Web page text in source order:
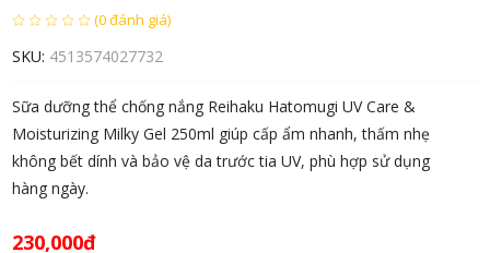
(0 đánh giá)
SKU: 4513574027732
Sữa dưỡng thể chống nắng Reihaku Hatomugi UV Care &
Moisturizing Milky Gel 250ml giúp cấp ẩm nhanh, thấm nhẹ
không bết dính và bảo vệ da trước tia UV, phù hợp sử dụng
hàng ngày.
230,000đ